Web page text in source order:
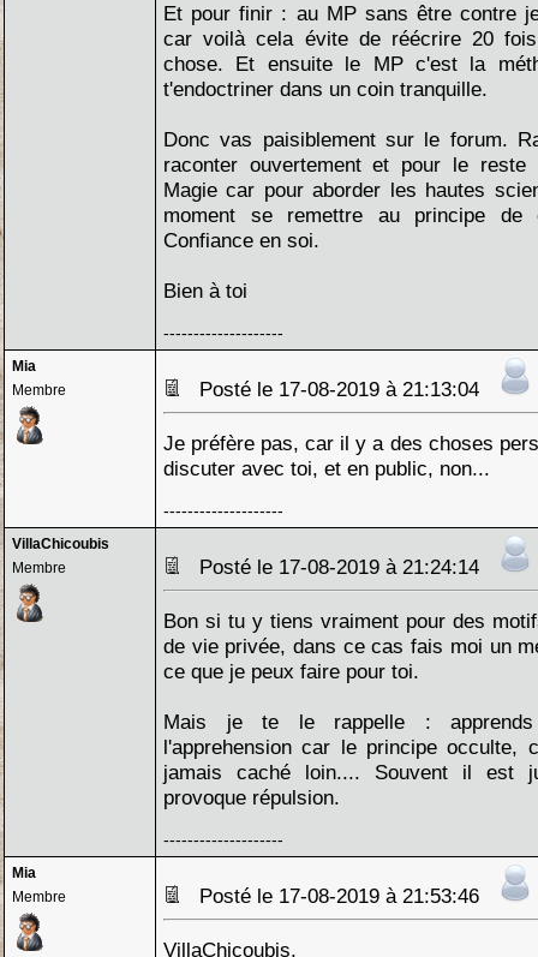
Et pour finir : au MP sans être contre
car voilà cela évite de réécrire 20
chose. Et ensuite le MP c'est la
t'endoctriner dans un coin tranquille.
Donc vas paisiblement sur le forum.
raconter ouvertement et pour le
Magie car pour aborder les hautes
moment se remettre au principe de
Confiance en soi.
Bien à toi
--------------------
Mia
Membre
Posté le 17-08-2019 à 21:13:04
Je préfère pas, car il y a des choses
discuter avec toi, et en public, non...
--------------------
VillaChicoubis
Membre
Posté le 17-08-2019 à 21:24:14
Bon si tu y tiens vraiment pour des
de vie privée, dans ce cas fais moi un
ce que je peux faire pour toi.
Mais je te le rappelle : apprends
l'apprehension car le principe occulte,
jamais caché loin.... Souvent il est
provoque répulsion.
--------------------
Mia
Membre
Posté le 17-08-2019 à 21:53:46
VillaChicoubis,